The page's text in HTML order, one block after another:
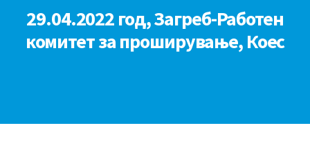
29.04.2022 год, Загреб-Работен
комитет за проширување, Коес